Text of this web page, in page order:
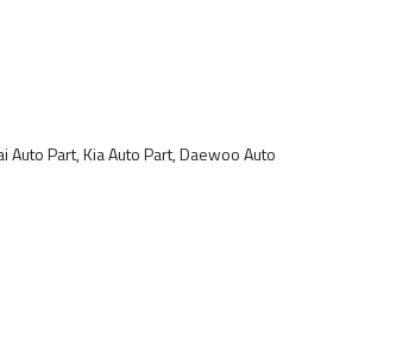
Auto Part, Kia Auto Part, Daewoo Auto